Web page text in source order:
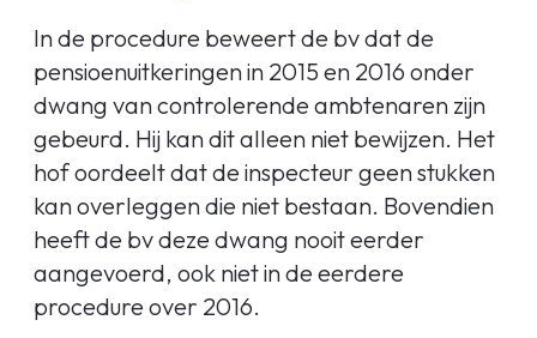
In de procedure beweert de bv dat de
pensioenuitkeringen in 2015 en 2016 onder
dwang van controlerende ambtenaren zijn
gebeurd. Hij kan dit alleen niet bewijzen. Het
hof oordeelt dat de inspecteur geen stukken
kan overleggen die niet bestaan. Bovendien
heeft de bv deze dwang nooit eerder
aangevoerd, ook niet in de eerdere
procedure over 2016.